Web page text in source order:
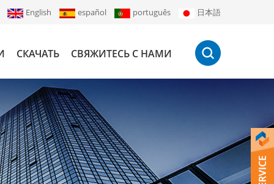
English español português 日本語
СКАЧАТЬ СВЯЖИТЕСЬ С НАМИ